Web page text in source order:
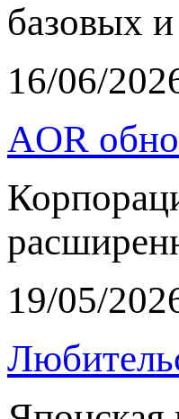
базовых
16/06/
AOR
19/05/